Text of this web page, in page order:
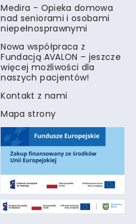
Medira - Opieka domowa
nad seniorami i osobami
niepełnosprawnymi
Nowa współpraca z
Fundacją AVALON – jeszcze
więcej możliwości dla
naszych pacjentów!
Kontakt z nami
Mapa strony